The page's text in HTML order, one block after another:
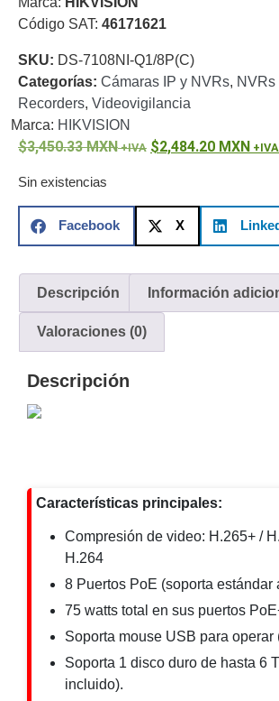
o
de
VideoTransceptores
de Video
Cables y
Conectores
a
RCAAudio
y
Coaxial y
Conectores
Cables
Armados -
CoaxialCategoría
ÓpticaPara
/ DVI /
HDMI
Cámaras
Ambientes
Salinos
(Anticorrosión)Antiexplosión Bala
y
Decodificadores
Código SAT: 46171621
SKU: DS-7108NI-Q1/8P(C)
Categorías: Cámaras IP y NVRs,
Recorders, Videovigilancia
Marca: HIKVISION
3,450.33MXN 2,484.20 MXN
Sin existencias
Facebook X
Descripción Información
Valoraciones (0)
Descripción
Características principales:
Compresión de video: H.265+ /
H.264
8 Puertos PoE (soporta estándar
75 watts total en sus puertos
Soporta mouse USB para operar
Soporta 1 disco duro de hasta 6
incluido).